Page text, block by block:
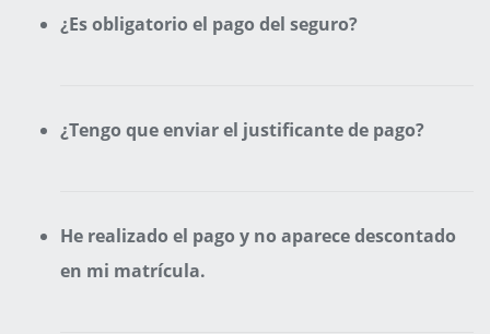
¿Es obligatorio el pago del seguro?
¿Tengo que enviar el justificante de pago?
He realizado el pago y no aparece descontado
en mi matrícula.